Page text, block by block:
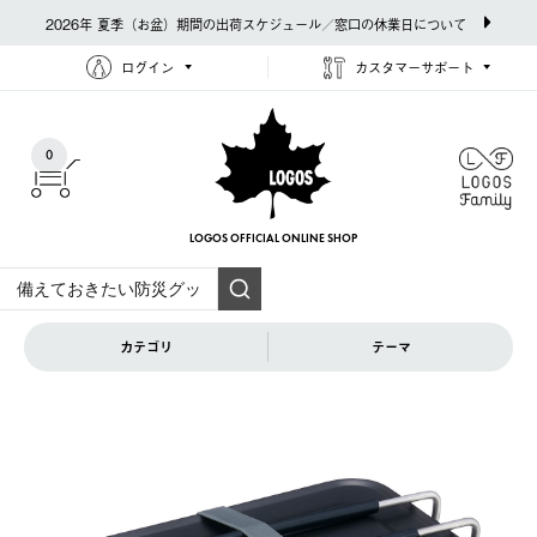
2026年 夏季（お盆）期間の出荷スケジュール／窓口の休業日について
ログイン カスタマーサポート
0
LOGOS OFFICIAL ONLINE SHOP
カテゴリ テーマ